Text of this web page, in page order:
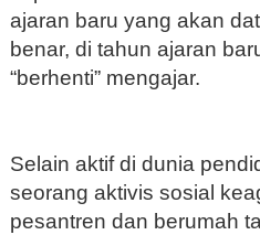
ajaran baru yang akan
benar, di tahun ajaran
“berhenti” mengajar.
Selain aktif di dunia
seorang aktivis sosial
pesantren dan berumah